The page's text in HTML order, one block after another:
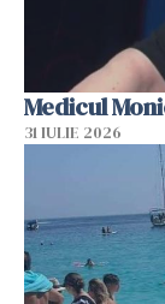
Medicul
31 IULIE 2026